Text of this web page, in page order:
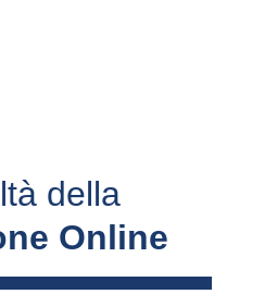
della
Online